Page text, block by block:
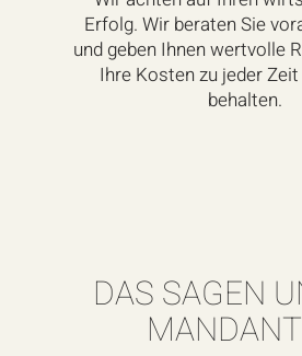
Erfolg. Wir beraten Sie
und geben Ihnen wertvolle
Ihre Kosten zu jeder
behalten.
DAS SAGEN